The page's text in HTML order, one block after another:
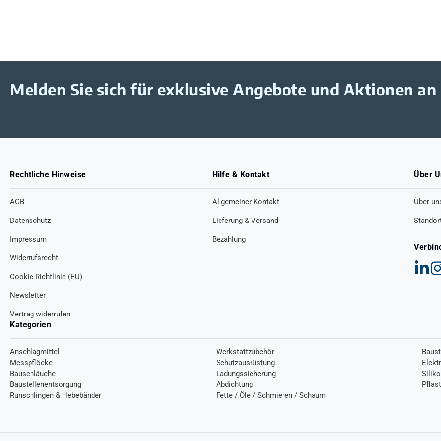
Melden Sie sich für exklusive Angebote und Aktionen an
Rechtliche Hinweise
AGB
Datenschutz
Impressum
Widerrufsrecht
Cookie-Richtlinie (EU)
Newsletter
Vertrag widerrufen
Hilfe & Kontakt
Allgemeiner Kontakt
Lieferung & Versand
Bezahlung
Kategorien
Anschlagmittel Werkstattzubehör
Messpflöcke
Schutzausrüstung
Bauschläuche
Ladungssicherung
Baustellenentsorgung
Abdichtung
Runschlingen & Hebebänder
Fette / Öle / Schmieren / Schaum
Über
Über